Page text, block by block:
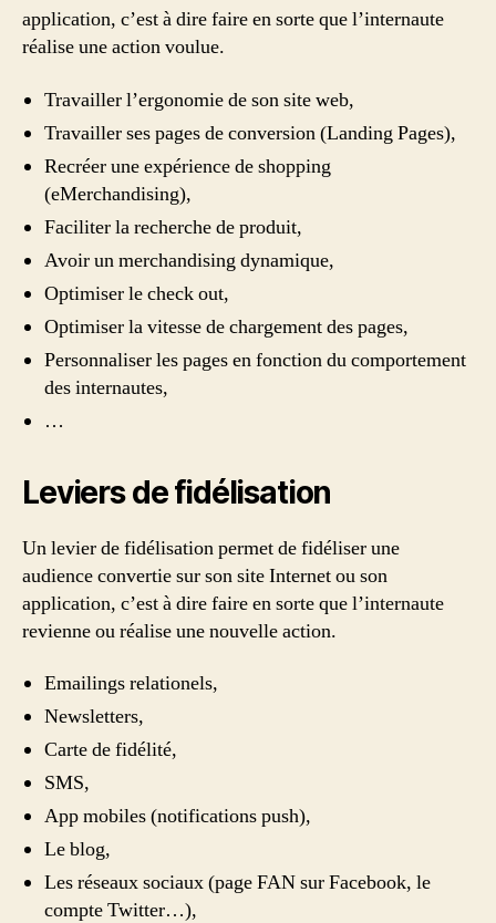
application, c’est à dire faire en sorte que l’internaute
réalise une action voulue.
Travailler l’ergonomie de son site web,
Travailler ses pages de conversion (Landing Pages),
Recréer une expérience de shopping
(eMerchandising),
Faciliter la recherche de produit,
Avoir un merchandising dynamique,
Optimiser le check out,
Optimiser la vitesse de chargement des pages,
Personnaliser les pages en fonction du comportement
des internautes,
…
Leviers de fidélisation
Un levier de fidélisation permet de fidéliser une
audience convertie sur son site Internet ou son
application, c’est à dire faire en sorte que l’internaute
revienne ou réalise une nouvelle action.
Emailings relationels,
Newsletters,
Carte de fidélité,
SMS,
App mobiles (notifications push),
Le blog,
Les réseaux sociaux (page FAN sur Facebook, le
compte Twitter…),